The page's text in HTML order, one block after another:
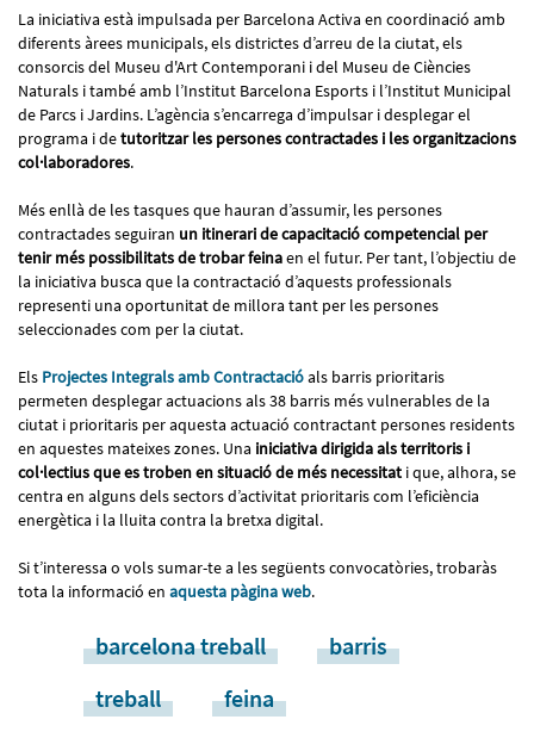
La iniciativa està impulsada per Barcelona Activa en coordinació amb
diferents àrees municipals, els districtes d’arreu de la ciutat, els
consorcis del Museu d'Art Contemporani i del Museu de Ciències
Naturals i també amb l’Institut Barcelona Esports i l’Institut Municipal
de Parcs i Jardins. L’agència s’encarrega d’impulsar i desplegar el
programa i detutoritzar les persones contractades i les organitzacions
col·laboradores.
Més enllà de les tasques que hauran d’assumir, les persones
contractades seguiran un itinerari de capacitació competencial per
tenir més possibilitats de trobar feinaen el futur. Per tant, l’objectiu de
la iniciativa busca que la contractació d’aquests professionals
representi una oportunitat de millora tant per les persones
seleccionades com per la ciutat.
Els Projectes Integrals amb Contractacióals barris prioritaris
permeten desplegar actuacions als 38 barris més vulnerables de la
ciutat i prioritaris per aquesta actuació contractant persones residents
en aquestes mateixes zones. Una iniciativa dirigida als territoris i
col·lectius que es troben en situació de més necessitat i que, alhora, se
centra en alguns dels sectors d’activitat prioritaris com l’eficiència
energètica i la lluita contra la bretxa digital.
Si t’interessa o vols sumar-te a les següents convocatòries, trobaràs
tota la informació en aquesta pàgina web.
barcelona treball
barris
treball
feina